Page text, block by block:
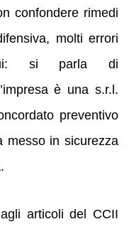
confondere rimedi
molti errori
si parla di
è una s.r.l.
preventivo
messo in sicurezza
articoli del CCII